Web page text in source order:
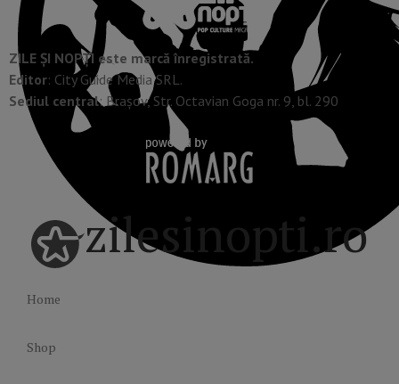
ZILE ȘI NOPȚI este marcă înregistrată.
Editor: City Guide Media SRL.
Sediul central: Brașov, Str. Octavian Goga nr. 9, bl. 290
zilesinopti.ro
Home
Shop